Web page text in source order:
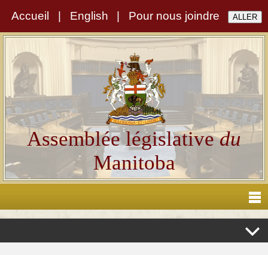
Accueil English Pour nous joindre
Assemblée législativedu
Manitoba